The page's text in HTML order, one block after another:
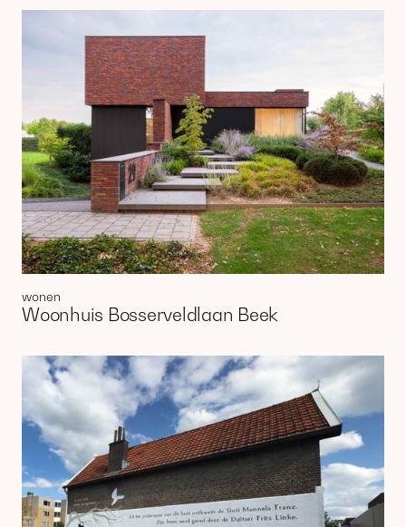
wonen
Woonhuis Bosserveldlaan Beek